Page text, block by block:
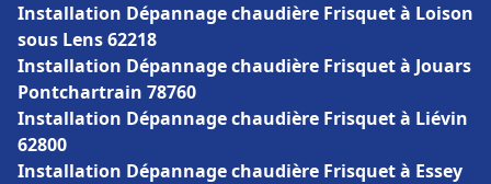
Installation Dépannage chaudière Frisquet à Loison
sous Lens 62218
Installation Dépannage chaudière Frisquet à Jouars
Pontchartrain 78760
Installation Dépannage chaudière Frisquet à Liévin
62800
Installation Dépannage chaudière Frisquet à Essey